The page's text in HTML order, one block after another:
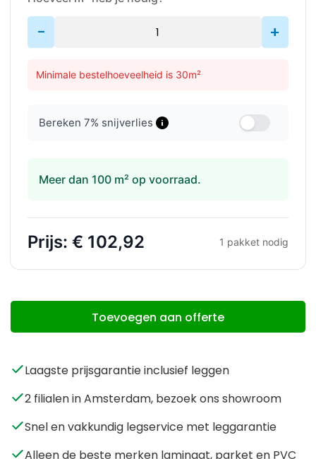
- +
Minimale bestelhoeveelheid is 30m²
Bereken 7% snijverlies
Meer dan 100 m² op voorraad.
Prijs: € 102,92 1 pakket nodig
Toevoegen aan offerte
Laagste prijsgarantie inclusief leggen
2 filialen in Amsterdam, bezoek ons showroom
Snel en vakkundig legservice met leggarantie
Alleen de beste merken laminaat, parket en PVC